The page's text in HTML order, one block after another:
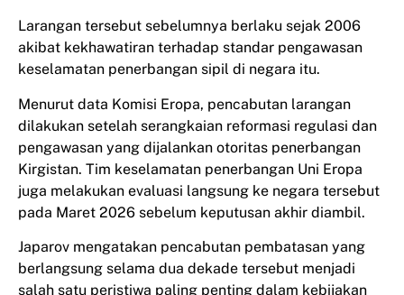
Larangan tersebut sebelumnya berlaku sejak 2006
akibat kekhawatiran terhadap standar pengawasan
keselamatan penerbangan sipil di negara itu.
Menurut data Komisi Eropa, pencabutan larangan
dilakukan setelah serangkaian reformasi regulasi dan
pengawasan yang dijalankan otoritas penerbangan
Kirgistan. Tim keselamatan penerbangan Uni Eropa
juga melakukan evaluasi langsung ke negara tersebut
pada Maret 2026 sebelum keputusan akhir diambil.
Japarov mengatakan pencabutan pembatasan yang
berlangsung selama dua dekade tersebut menjadi
salah satu peristiwa paling penting dalam kebijakan